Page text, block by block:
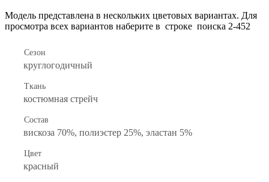
Модель представлена в нескольких цветовых вариантах. Для
просмотра всех вариантов наберите в строке поиска 2-452
Сезон
круглогодичный
Ткань
костюмная стрейч
Состав
вискоза 70%, полиэстер 25%, эластан 5%
Цвет
красный